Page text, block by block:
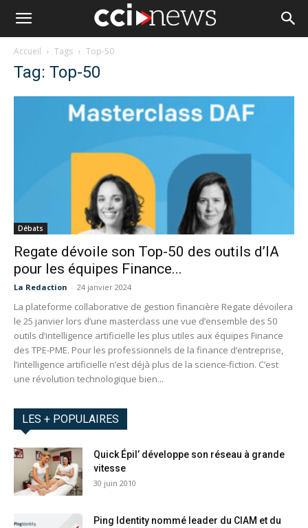
Accueil Tags Top-50
Tag: Top-50
Débats
Regate dévoile son Top-50 des outils d’IA
pour les équipes Finance...
La Redaction - 24 janvier 2024
La plateforme collaborative de gestion financière Regate dévoilera
le 25 janvier lors d’une masterclass une vue d’ensemble des 50
outils d’intelligence artificielle les plus utiles aux équipes Finance
des TPE-PME. Pour les professionnels de la finance d’entreprise,
l’intelligence artificielle n’est déjà plus de la science-fiction. C’est
une révolution technologique bien...
LES + POPULAIRES
Quick Épil’ développe son réseau à grande
vitesse
30 juin 2010
Ping Identity nommé leader du CIAM et du